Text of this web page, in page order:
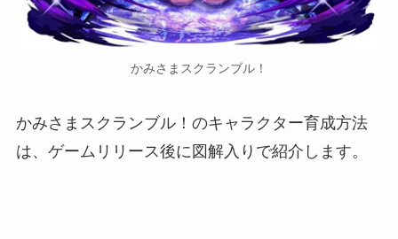
かみさまスクランブル！
かみさまスクランブル！のキャラクター育成方法
は、ゲームリリース後に図解入りで紹介します。